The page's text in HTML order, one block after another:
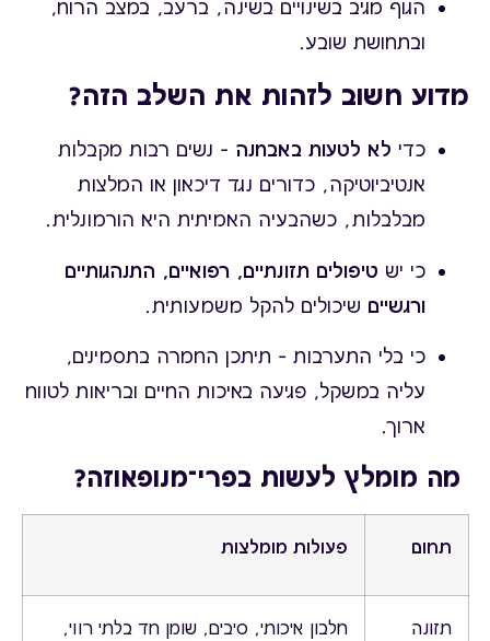
הגוף מגיב בשינויים בשינה, ברעב, במצב הרוח,
ובתחושת שובע.
מדוע חשוב לזהות את השלב הזה?
כדי לא לטעות באבחנה – נשים רבות מקבלות
אנטיביוטיקה, כדורים נגד דיכאון או המלצות
מבלבלות, כשהבעיה האמיתית היא הורמונלית.
כי יש טיפולים תזונתיים, רפואיים, התנהגותיים
ורגשיים שיכולים להקל משמעותית.
כי בלי התערבות – תיתכן החמרה בתסמינים,
עליה במשקל, פגיעה באיכות החיים ובריאות לטווח
ארוך.
מה מומלץ לעשות בפרי־מנופאוזה?
תחום פעולות מומלצות
תזונה
חלבון איכותי, סיבים, שומן חד בלתי רווי,